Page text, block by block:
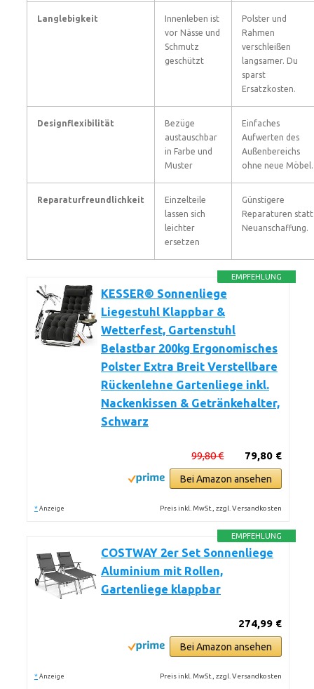
Langlebigkeit
Innenleben ist
vor Nässe und
Schmutz
geschützt
Polster und
Rahmen
verschleißen
langsamer. Du
sparst
Ersatzkosten.
Designflexibilität
Bezüge
austauschbar
in Farbe und
Muster
Einfaches
Aufwerten des
Außenbereichs
ohne neue Möbel.
Reparaturfreundlichkeit
Einzelteile
lassen sich
leichter
ersetzen
Günstigere
Reparaturen statt
Neuanschaffung.
EMPFEHLUNG
KESSER® Sonnenliege
Liegestuhl Klappbar &
Wetterfest, Gartenstuhl
Belastbar 200kg Ergonomisches
Polster Extra Breit Verstellbare
Rückenlehne Gartenliege inkl.
Nackenkissen & Getränkehalter,
Schwarz
79,80 €
99,80 €
Bei Amazon ansehen
* Anzeige Preis inkl. MwSt., zzgl. Versandkosten
EMPFEHLUNG
COSTWAY 2er Set Sonnenliege
Aluminium mit Rollen,
Gartenliege klappbar
274,99 €
Bei Amazon ansehen
* Anzeige Preis inkl. MwSt., zzgl. Versandkosten